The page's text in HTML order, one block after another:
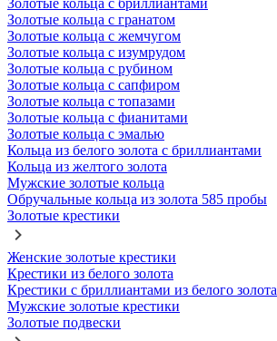
Золотые кольца с бриллиантами
Золотые кольца с гранатом
Золотые кольца с жемчугом
Золотые кольца с изумрудом
Золотые кольца с рубином
Золотые кольца с сапфиром
Золотые кольца с топазами
Золотые кольца с фианитами
Золотые кольца с эмалью
Кольца из белого золота с бриллиантами
Кольца из желтого золота
Мужские золотые кольца
Обручальные кольца из золота 585 пробы
Золотые крестики
Женские золотые крестики
Крестики из белого золота
Крестики с бриллиантами из белого золота
Мужские золотые крестики
Золотые подвески